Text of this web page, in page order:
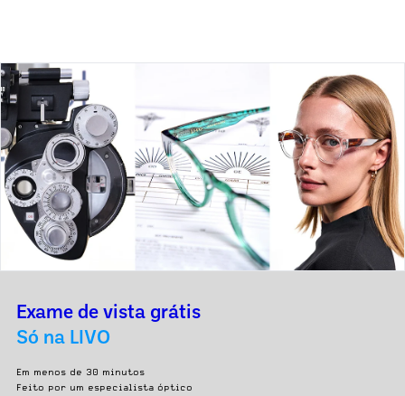
Exame de vista grátis
Só na LIVO
Em menos de 30 minutos
Feito por um especialista óptico